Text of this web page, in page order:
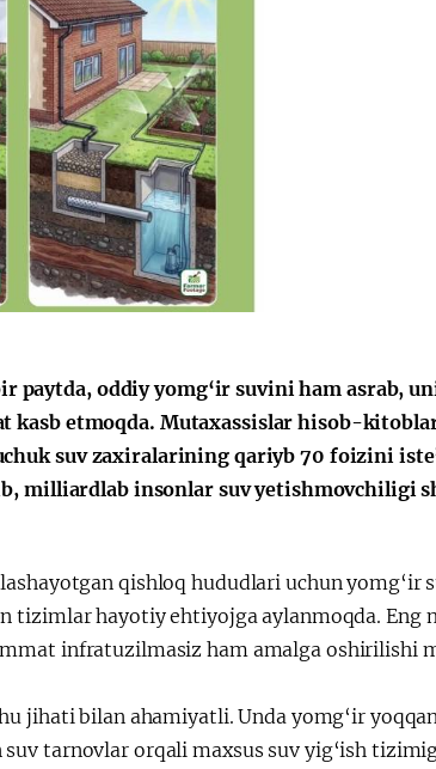
председательством
Президента
Шавката
Мирзиёева
paytda, oddiy yomg‘ir suvini ham asrab,
etmoqda. Mutaxassislar hisob-
suv zaxiralarining qariyb 70 foizini
milliardlab insonlar suv yetishmovchiligi
qishloq hududlari uchun yomg‘ir
tizimlar hayotiy ehtiyojga aylanmoqda. Eng
infratuzilmasiz ham amalga oshirilishi
jihati bilan ahamiyatli. Unda yomg‘ir
tarnovlar orqali maxsus suv yig‘ish